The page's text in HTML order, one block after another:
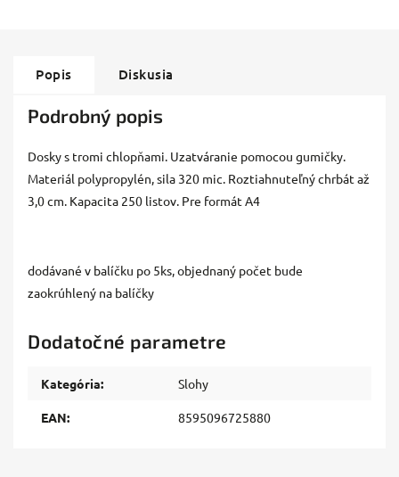
Popis Diskusia
Podrobný popis
Dosky s tromi chlopňami. Uzatváranie pomocou gumičky.
Materiál polypropylén, sila 320 mic. Roztiahnuteľný chrbát až
3,0 cm. Kapacita 250 listov. Pre formát A4
dodávané v balíčku po 5ks, objednaný počet bude
zaokrúhlený na balíčky
Dodatočné parametre
Kategória: Slohy
EAN: 8595096725880